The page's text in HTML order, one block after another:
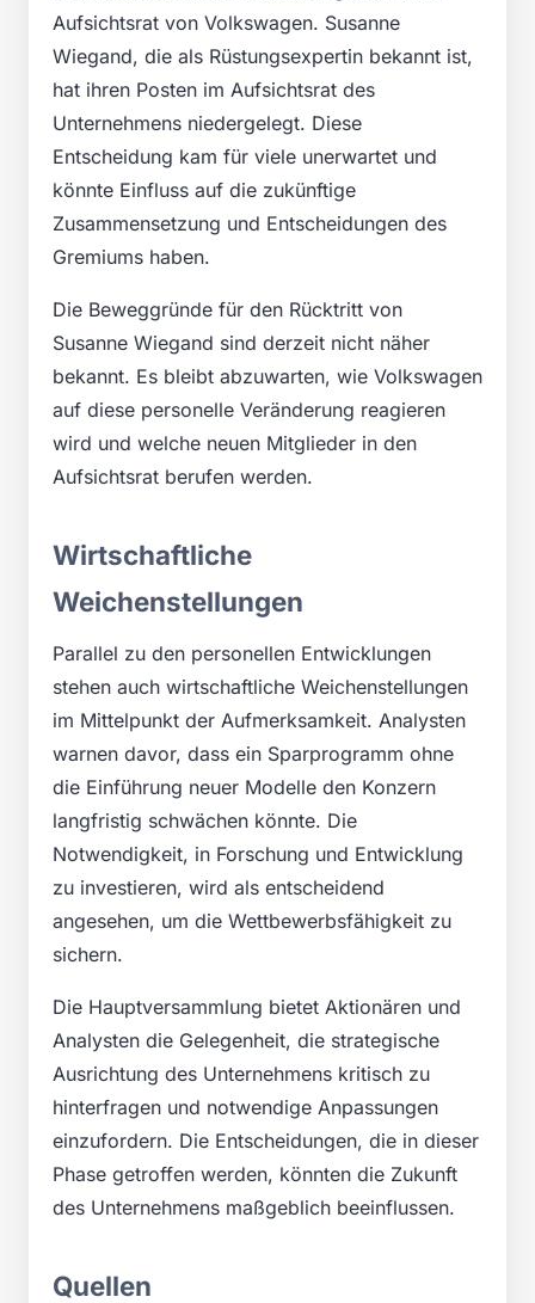
Aufsichtsrat von Volkswagen. Susanne
Wiegand, die als Rüstungsexpertin bekannt ist,
hat ihren Posten im Aufsichtsrat des
Unternehmens niedergelegt. Diese
Entscheidung kam für viele unerwartet und
könnte Einfluss auf die zukünftige
Zusammensetzung und Entscheidungen des
Gremiums haben.
Die Beweggründe für den Rücktritt von
Susanne Wiegand sind derzeit nicht näher
bekannt. Es bleibt abzuwarten, wie Volkswagen
auf diese personelle Veränderung reagieren
wird und welche neuen Mitglieder in den
Aufsichtsrat berufen werden.
Wirtschaftliche
Weichenstellungen
Parallel zu den personellen Entwicklungen
stehen auch wirtschaftliche Weichenstellungen
im Mittelpunkt der Aufmerksamkeit. Analysten
warnen davor, dass ein Sparprogramm ohne
die Einführung neuer Modelle den Konzern
langfristig schwächen könnte. Die
Notwendigkeit, in Forschung und Entwicklung
zu investieren, wird als entscheidend
angesehen, um die Wettbewerbsfähigkeit zu
sichern.
Die Hauptversammlung bietet Aktionären und
Analysten die Gelegenheit, die strategische
Ausrichtung des Unternehmens kritisch zu
hinterfragen und notwendige Anpassungen
einzufordern. Die Entscheidungen, die in dieser
Phase getroffen werden, könnten die Zukunft
des Unternehmens maßgeblich beeinflussen.
Quellen